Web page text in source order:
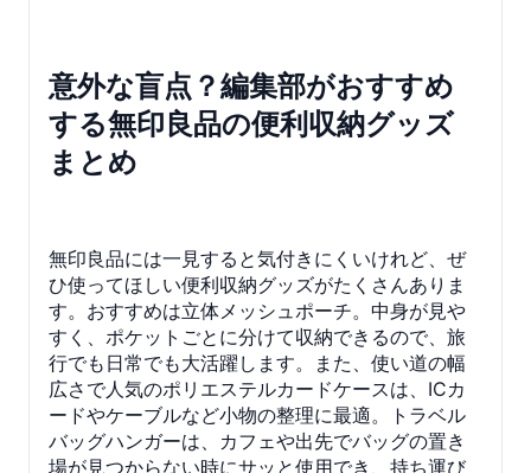
意外な盲点？編集部がおすすめ
する無印良品の便利収納グッズ
まとめ
無印良品には一見すると気付きにくいけれど、ぜ
ひ使ってほしい便利収納グッズがたくさんありま
す。おすすめは立体メッシュポーチ。中身が見や
すく、ポケットごとに分けて収納できるので、旅
行でも日常でも大活躍します。また、使い道の幅
広さで人気のポリエステルカードケースは、ICカ
ードやケーブルなど小物の整理に最適。トラベル
バッグハンガーは、カフェや出先でバッグの置き
場が見つからない時にサッと使用でき、持ち運び